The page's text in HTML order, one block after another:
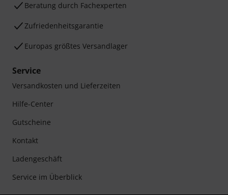
Beratung durch Fachexperten
Zufriedenheitsgarantie
Europas größtes Versandlager
Service
Versandkosten und Lieferzeiten
Hilfe-Center
Gutscheine
Kontakt
Ladengeschäft
Service im Überblick